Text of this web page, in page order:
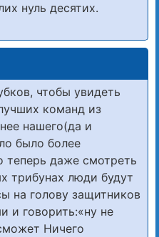
нуль десятих.
чтобы увидеть
команд из
нашего(да и
было более
теперь даже смотреть
трибунах люди будут
на голову защитников
и говорить:«ну не
Ничего